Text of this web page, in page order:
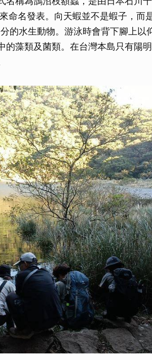
命名發表。向天蝦並不是蝦子，而
的水生動物。游泳時會背下腳上以
的藻類及菌類。在台灣本島只有陽